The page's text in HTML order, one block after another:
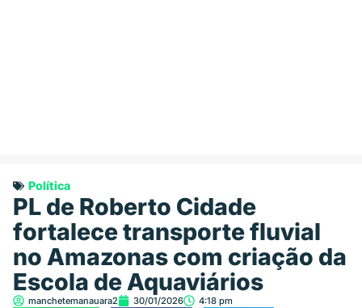
Política
PL de Roberto Cidade
fortalece transporte fluvial
no Amazonas com criação da
Escola de Aquaviários
manchetemanauara2 30/01/2026 4:18 pm